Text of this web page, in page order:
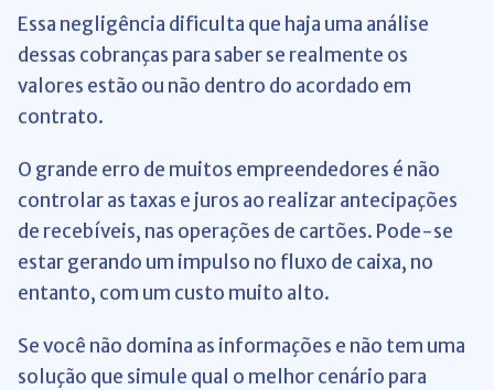
Essa negligência dificulta que haja uma análise
dessas cobranças para saber se realmente os
valores estão ou não dentro do acordado em
contrato.
O grande erro de muitos empreendedores é não
controlar as taxas e juros ao realizar antecipações
de recebíveis, nas operações de cartões. Pode-se
estar gerando um impulso no fluxo de caixa, no
entanto, com um custo muito alto.
Se você não domina as informações e não tem uma
solução que simule qual o melhor cenário para